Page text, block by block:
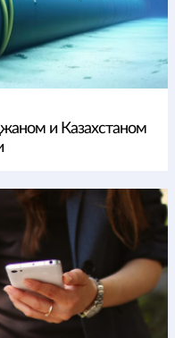
и Казахстаном